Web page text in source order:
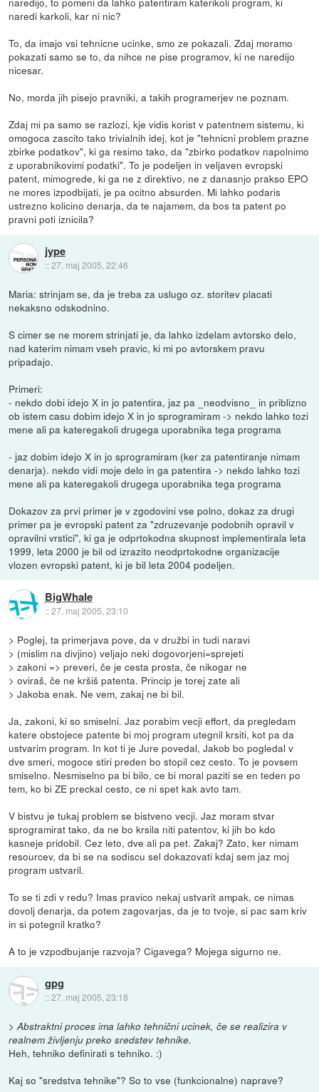
naredi karkoli, kar ni nic?
To, da imajo vsi tehnicne ucinke, smo ze pokazali. Zdaj moramo
pokazati samo se to, da nihce ne pise programov, ki ne naredijo
nicesar.
No, morda jih pisejo pravniki, a takih programerjev ne poznam.
Zdaj mi pa samo se razlozi, kje vidis korist v patentnem sistemu, ki
omogoca zascito tako trivialnih idej, kot je "tehnicni problem prazne
zbirke podatkov", ki ga resimo tako, da "zbirko podatkov napolnimo
z uporabnikovimi podatki". To je podeljen in veljaven evropski
patent, mimogrede, ki ga ne z direktivo, ne z danasnjo prakso EPO
ne mores izpodbijati, je pa ocitno absurden. Mi lahko podaris
ustrezno kolicino denarja, da te najamem, da bos ta patent po
pravni poti iznicila?
jype
::27. maj 2005, 22:46
Maria: strinjam se, da je treba za uslugo oz. storitev placati
nekaksno odskodnino.
S cimer se ne morem strinjati je, da lahko izdelam avtorsko delo,
nad katerim nimam vseh pravic, ki mi po avtorskem pravu
pripadajo.
Primeri:
- nekdo dobi idejo X in jo patentira, jaz pa _neodvisno_ in priblizno
ob istem casu dobim idejo X in jo sprogramiram -> nekdo lahko tozi
mene ali pa kateregakoli drugega uporabnika tega programa
- jaz dobim idejo X in jo sprogramiram (ker za patentiranje nimam
denarja). nekdo vidi moje delo in ga patentira -> nekdo lahko tozi
mene ali pa kateregakoli drugega uporabnika tega programa
Dokazov za prvi primer je v zgodovini vse polno, dokaz za drugi
primer pa je evropski patent za "zdruzevanje podobnih opravil v
opravilni vrstici", ki ga je odprtokodna skupnost implementirala leta
1999, leta 2000 je bil od izrazito neodprtokodne organizacije
vlozen evropski patent, ki je bil leta 2004 podeljen.
BigWhale
::27. maj 2005, 23:10
> Poglej, ta primerjava pove, da v družbi in tudi naravi
> (mislim na divjino) veljajo neki dogovorjeni=sprejeti
> zakoni => preveri, če je cesta prosta, če nikogar ne
> oviraš, če ne kršiš patenta. Princip je torej zate ali
> Jakoba enak. Ne vem, zakaj ne bi bil.
Ja, zakoni, ki so smiselni. Jaz porabim vecji effort, da pregledam
katere obstojece patente bi moj program utegnil krsiti, kot pa da
ustvarim program. In kot ti je Jure povedal, Jakob bo pogledal v
dve smeri, mogoce stiri preden bo stopil cez cesto. To je povsem
smiselno. Nesmiselno pa bi bilo, ce bi moral paziti se en teden po
tem, ko bi ZE preckal cesto, ce ni spet kak avto tam.
V bistvu je tukaj problem se bistveno vecji. Jaz moram stvar
sprogramirat tako, da ne bo krsila niti patentov, ki jih bo kdo
kasneje pridobil. Cez leto, dve ali pa pet. Zakaj? Zato, ker nimam
resourcev, da bi se na sodiscu sel dokazovati kdaj sem jaz moj
program ustvaril.
To se ti zdi v redu? Imas pravico nekaj ustvarit ampak, ce nimas
dovolj denarja, da potem zagovarjas, da je to tvoje, si pac sam kriv
in si potegnil kratko?
A to je vzpodbujanje razvoja? Cigavega? Mojega sigurno ne.
gpg
::27. maj 2005, 23:18
> Abstraktni proces ima lahko tehnični ucinek, če se realizira v
realnem življenju preko sredstev tehnike.
Heh, tehniko definirati s tehniko. :)
Kaj so "sredstva tehnike"? So to vse (funkcionalne) naprave?